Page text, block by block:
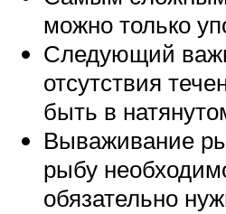
можно только
Следующий
отсутствия
быть в
Вываживание
рыбу
обязательно